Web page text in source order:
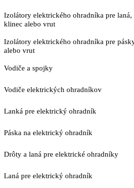
Izolátory elektrického ohradníka pre
klinec alebo vrut
Izolátory elektrického ohradníka pre
alebo vrut
Vodiče a spojky
Vodiče elektrických ohradníkov
Lanká pre elektrický ohradník
Páska na elektrický ohradník
Drôty a laná pre elektrické ohradníky
Laná pre elektrický ohradník